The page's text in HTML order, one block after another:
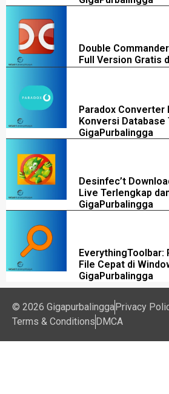
Double
Full Version Gratis
Paradox Converter
Konversi Database
GigaPurbalingga
Desinfec’t
Live Terlengkap
GigaPurbalingga
EverythingToolbar:
File Cepat di
GigaPurbalingga
© 2026 Gigapurbalingga Privacy
Terms & Conditions DMCA